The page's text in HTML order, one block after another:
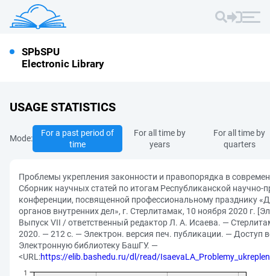
SPbSPU
Electronic Library
USAGE STATISTICS
Mode:
For a past period of
time
For all time by
years
For all time by
quarters
Проблемы укрепления законности и правопорядка в
Сборник научных статей по итогам Республиканской научно-
конференции, посвященной профессиональному празднику
органов внутренних дел», г. Стерлитамак, 10 ноября 2020 г.
Выпуск VII / ответственный редактор Л. А. Исаева. —
2020. — 212 с. — Электрон. версия печ. публикации. — Доступ
Электронную библиотеку БашГУ. —
<URL:https://elib.bashedu.ru/dl/read/